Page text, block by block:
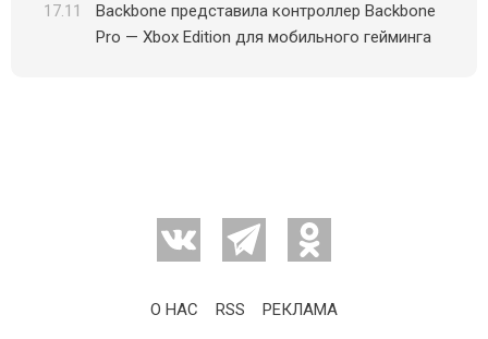
17.11
Backbone представила контроллер Backbone
Pro — Xbox Edition для мобильного гейминга
О НАС RSS РЕКЛАМА